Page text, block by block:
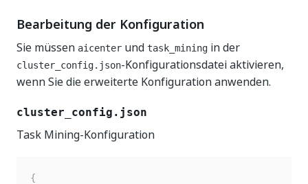
Bearbeitung der Konfiguration
Sie müssen aicenter und task_mining in der
cluster_config.json-Konfigurationsdatei aktivieren,
wenn Sie die erweiterte Konfiguration anwenden.
cluster_config.json
Task Mining-Konfiguration
{